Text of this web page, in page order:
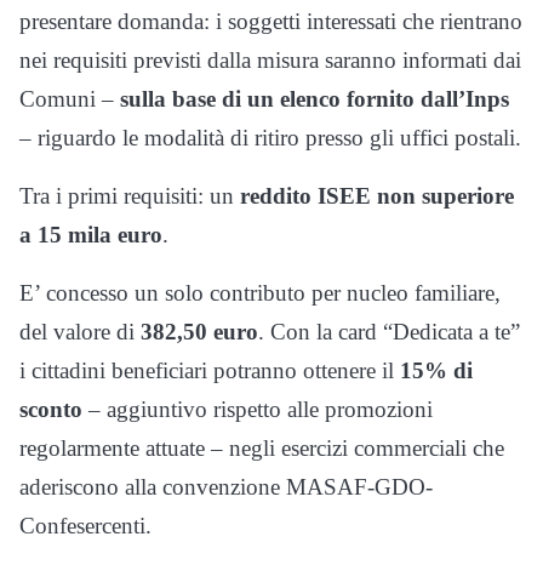
presentare domanda: i soggetti interessati che rientrano
nei requisiti previsti dalla misura saranno informati dai
Comuni – sulla base di un elenco fornito dall’Inps
– riguardo le modalità di ritiro presso gli uffici postali.
Tra i primi requisiti: un reddito ISEE non superiore
a 15 mila euro.
E’ concesso un solo contributo per nucleo familiare,
del valore di 382,50 euro. Con la card “Dedicata a te”
i cittadini beneficiari potranno ottenere il 15% di
sconto – aggiuntivo rispetto alle promozioni
regolarmente attuate – negli esercizi commerciali che
aderiscono alla convenzione MASAF-GDO-
Confesercenti.